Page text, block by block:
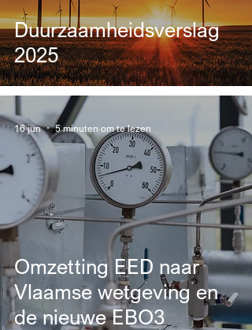
Duurzaamheidsverslag
2025
Omzetting EED naar
Vlaamse wetgeving en
de nieuwe EBO3
16 jun 5 minuten om te lezen